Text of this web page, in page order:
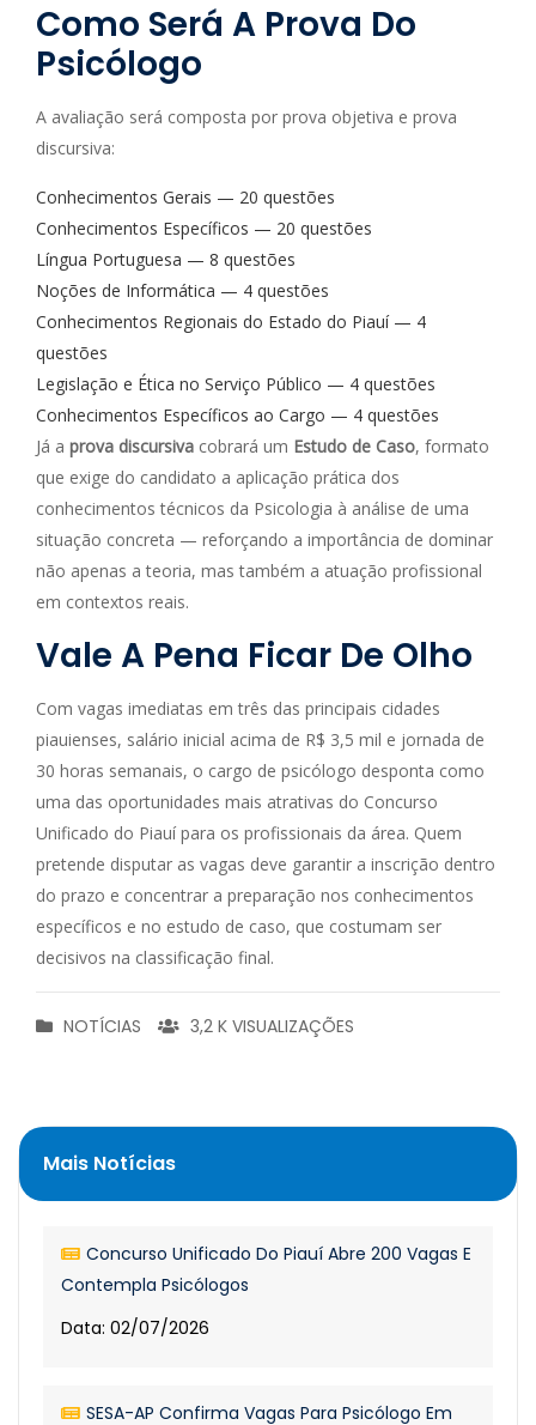
Como Será A Prova Do
Psicólogo
A avaliação será composta por prova objetiva e prova
discursiva:
Conhecimentos Gerais — 20 questões
Conhecimentos Específicos — 20 questões
Língua Portuguesa — 8 questões
Noções de Informática — 4 questões
Conhecimentos Regionais do Estado do Piauí — 4
questões
Legislação e Ética no Serviço Público — 4 questões
Conhecimentos Específicos ao Cargo — 4 questões
Já a prova discursiva cobrará um Estudo de Caso, formato
que exige do candidato a aplicação prática dos
conhecimentos técnicos da Psicologia à análise de uma
situação concreta — reforçando a importância de dominar
não apenas a teoria, mas também a atuação profissional
em contextos reais.
Vale A Pena Ficar De Olho
Com vagas imediatas em três das principais cidades
piauienses, salário inicial acima de R$ 3,5 mil e jornada de
30 horas semanais, o cargo de psicólogo desponta como
uma das oportunidades mais atrativas do Concurso
Unificado do Piauí para os profissionais da área. Quem
pretende disputar as vagas deve garantir a inscrição dentro
do prazo e concentrar a preparação nos conhecimentos
específicos e no estudo de caso, que costumam ser
decisivos na classificação final.
NOTÍCIAS 3,2 K VISUALIZAÇÕES
Mais Notícias
Concurso Unificado Do Piauí Abre 200 Vagas E
Contempla Psicólogos
Data: 02/07/2026
SESA-AP Confirma Vagas Para Psicólogo Em